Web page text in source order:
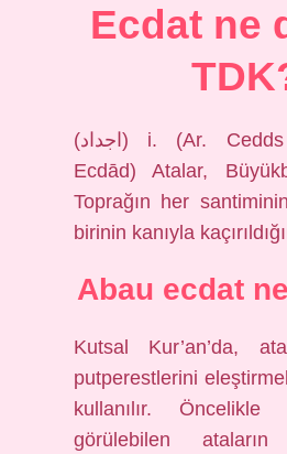
Ecdat ne
(ﺍﺟﺪﺍﺩ) i. (Ar. Cedds Çoğul Form
Ecdād) Atalar,
Toprağın her
birinin kanıyla
Abau ecdat
Kutsal Kur’an’da,
putperestlerini
kullanılır.
görülebilen